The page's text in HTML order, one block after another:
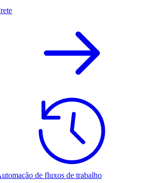
de fluxos de trabalho